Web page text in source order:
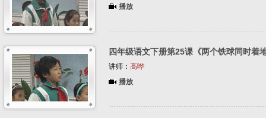
播放
四年级语文下册第25课《两个铁球同时着
讲师： 高哗
播放